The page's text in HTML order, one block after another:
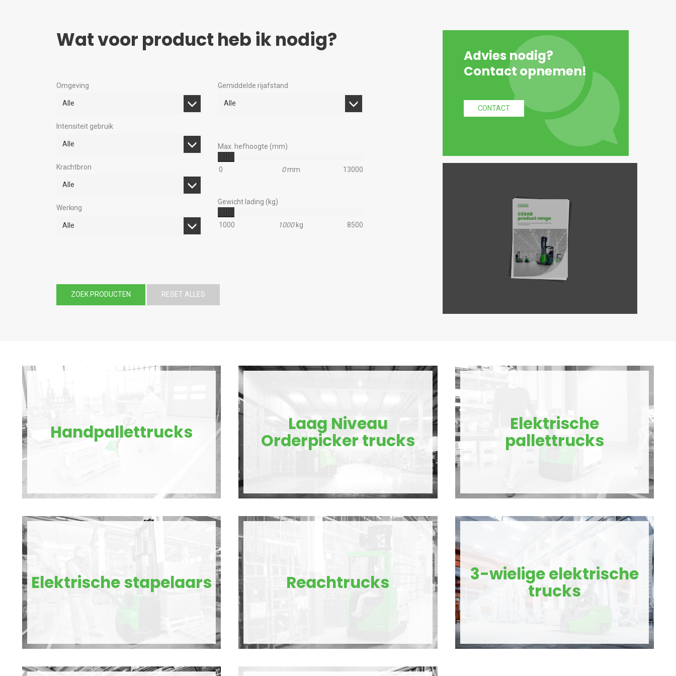
Wat voor product heb ik nodig?
Omgeving
Alle
Intensiteit gebruik
Alle
Krachtbron
Alle
Werking
Alle
Gemiddelde rijafstand
Alle
Max. hefhoogte (mm)
0 0mm 13000
Gewicht lading (kg)
1000 1000kg 8500
ZOEK PRODUCTEN RESET ALLES
Advies nodig?
Contact opnemen!
CONTACT
Handpallettrucks Laag Niveau
Orderpicker trucks
Elektrische
pallettrucks
Elektrische stapelaars Reachtrucks 3-wielige elektrische
trucks